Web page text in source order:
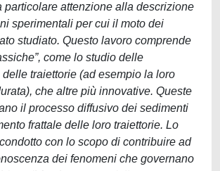
particolare attenzione alla descrizione
sperimentali per cui il moto dei
studiato. Questo lavoro comprende
come lo studio delle
traiettorie (ad esempio la loro
che altre più innovative. Queste
il processo diffusivo dei sedimenti
frattale delle loro traiettorie. Lo
con lo scopo di contribuire ad
dei fenomeni che governano